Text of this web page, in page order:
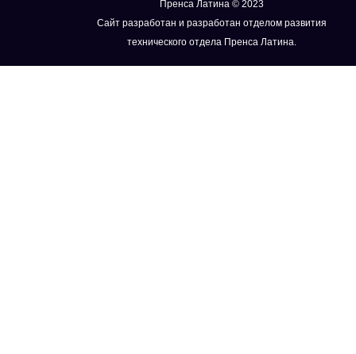
Пренса Латина © 2023
Сайт разработан и разработан отделом развития
технического отдела Пренса Латина.